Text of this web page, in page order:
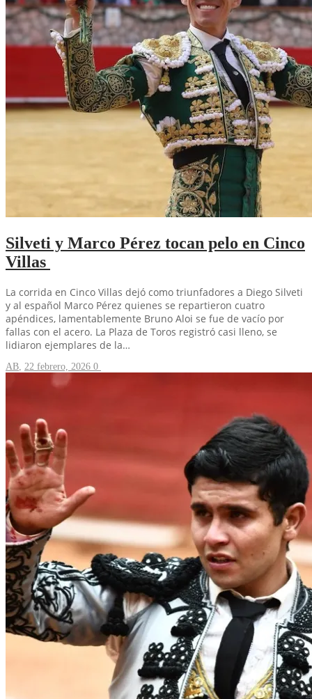
Silveti y Marco Pérez tocan pelo en Cinco
Villas
La corrida en Cinco Villas dejó como triunfadores a Diego Silveti
y al español Marco Pérez quienes se repartieron cuatro
apéndices, lamentablemente Bruno Aloi se fue de vacío por
fallas con el acero. La Plaza de Toros registró casi lleno, se
lidiaron ejemplares de la…
AB 22 febrero, 2026 0